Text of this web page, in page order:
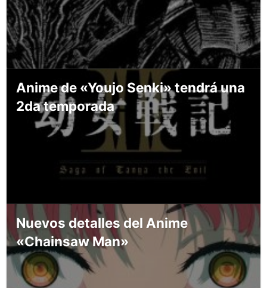
Anime de «Youjo Senki» tendrá una
2da temporada
Nuevos detalles del Anime
«Chainsaw Man»